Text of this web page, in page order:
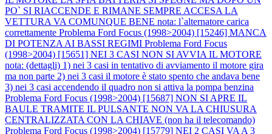
PO` SI RIACCENDE E RIMANE SEMPRE ACCESA LA
VETTURA VA COMUNQUE BENE nota: l`alternatore carica
correttamente Problema Ford Focus (1998>2004) [15246] MANCA
DI POTENZA AI BASSI REGIMI Problema Ford Focus
(1998>2004) [15651] NEI 3 CASI NON SI AVVIA IL MOTORE
nota: (dettagli) 1) nei 3 casi in tentativo di avviamento il motore gira
ma non parte 2) nei 3 casi il motore è stato spento che andava bene
3) nei 3 casi accendendo il quadro non si attiva la pompa benzina
Problema Ford Focus (1998>2004) [15687] NON SI APRE IL
BAULE TRAMITE IL PULSANTE NON VA LA CHIUSURA
CENTRALIZZATA CON LA CHIAVE (non ha il telecomando)
Problema Ford Focus (1998>2004) [15779] NEI 2 CASI VA A 3